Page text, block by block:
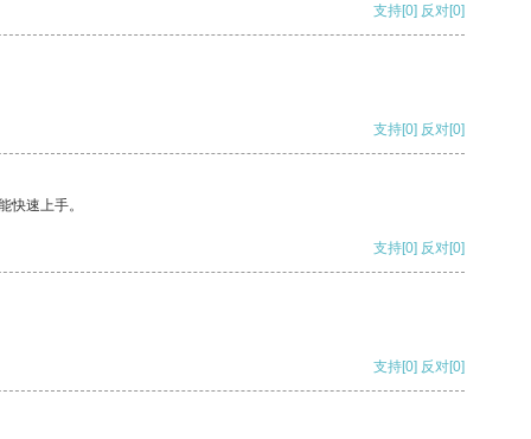
支持[0] 反对[0]
支持[0] 反对[0]
快速上手。
支持[0] 反对[0]
支持[0] 反对[0]